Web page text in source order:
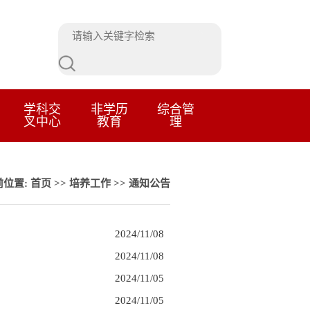
学科交
叉中心
非学历
教育
综合管
理
位置:首页 >>培养工作 >>通知公告
2024/11/08
2024/11/08
2024/11/05
2024/11/05